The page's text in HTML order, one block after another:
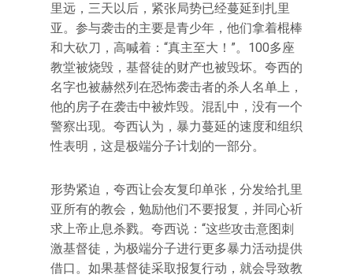
里远，三天以后，紧张局势已经蔓延到扎里
亚。参与袭击的主要是青少年，他们拿着棍棒
和大砍刀，高喊着：“真主至大！”。100多座
教堂被烧毁，基督徒的财产也被毁坏。夸西的
名字也被赫然列在恐怖袭击者的杀人名单上，
他的房子在袭击中被炸毁。混乱中，没有一个
警察出现。夸西认为，暴力蔓延的速度和组织
性表明，这是极端分子计划的一部分。
形势紧迫，夸西让会友复印单张，分发给扎里
亚所有的教会，勉励他们不要报复，并同心祈
求上帝止息杀戮。夸西说：“这些攻击意图刺
激基督徒，为极端分子进行更多暴力活动提供
借口。如果基督徒采取报复行动，就会导致教